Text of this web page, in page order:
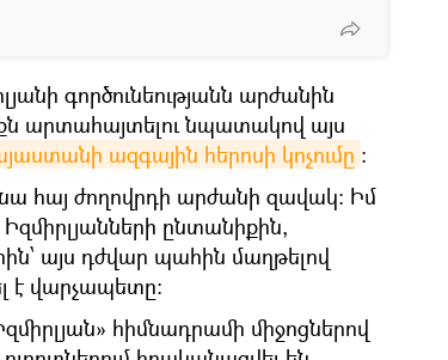
գործունեությանն արժանին
արտահայտելու նպատակով այս
ազգային հերոսի կոչումը :
հայ ժողովրդի արժանի զավակ: Իմ
ընտանիքին,
այս դժվար պահին մաղթելով
է վարչապետը:
հիմնադրամի միջոցներով